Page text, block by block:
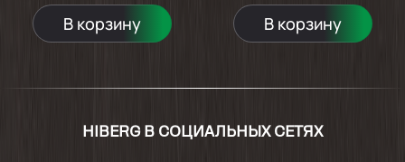
В корзину В корзину
HIBERG В СОЦИАЛЬНЫХ СЕТЯХ